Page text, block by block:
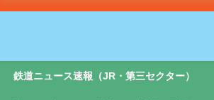
鉄道ニュース速報（JR・第三セクター）